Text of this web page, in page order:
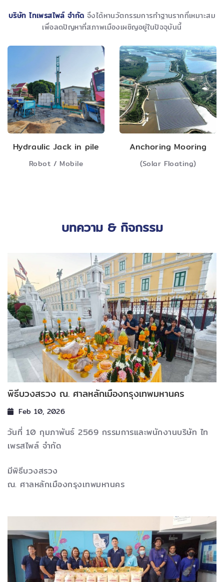
บริษัท ไทเพรสไพล์ จำกัด จึงได้หานวัตกรรมการทำฐานรากที่เหมาะสม
เพื่อลดปัญหาที่สภาพเมืองเผชิญอยู่ในปัจจุบันนี้
Hydraulic Jack in pile
Robot / Mobile
Anchoring Mooring
(Solar Floating)
บทความ & กิจกรรม
พิธีบวงสรวง ณ. ศาลหลักเมืองกรุงเทพมหานคร
Feb 10, 2026
วันที่ 10 กุมภาพันธ์ 2569 กรรมการและพนักงานบริษัท ไท
เพรสไพล์ จำกัด
มีพิธีบวงสรวง
ณ. ศาลหลักเมืองกรุงเทพมหานคร